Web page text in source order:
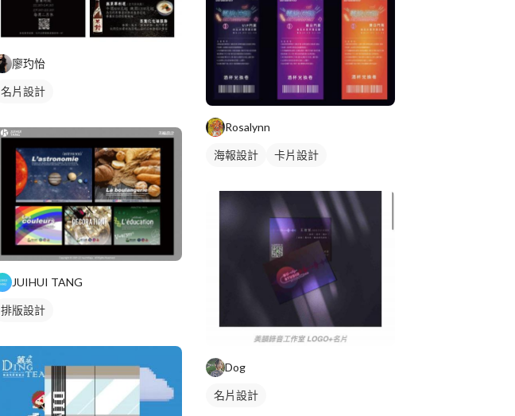
廖玓怡
名片設計
JUIHUI TANG
排版設計
Rosalynn
海報設計 卡片設計
Dog
名片設計